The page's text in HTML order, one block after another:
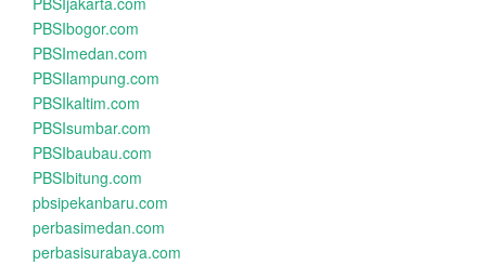
PBSIbogor.com
PBSImedan.com
PBSIlampung.com
PBSIkaltim.com
PBSIsumbar.com
PBSIbaubau.com
PBSIbitung.com
pbsipekanbaru.com
perbasimedan.com
perbasisurabaya.com